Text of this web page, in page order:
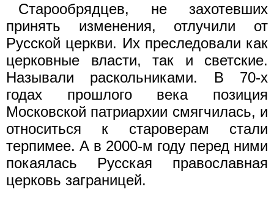
Старообрядцев, не захотевших
принять изменения, отлучили от
Русской церкви. Их преследовали как
церковные власти, так и светские.
Называли раскольниками. В 70-х
годах прошлого века позиция
Московской патриархии смягчилась, и
относиться к староверам стали
терпимее. А в 2000-м году перед ними
покаялась Русская православная
церковь заграницей.